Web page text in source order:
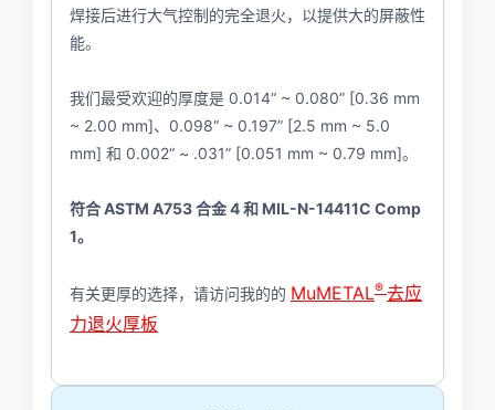
焊接后进行大气控制的完全退火，以提供大的屏蔽性
能。
我们最受欢迎的厚度是 0.014“ ~ 0.080” [0.36 mm
~ 2.00 mm]、0.098“ ~ 0.197” [2.5 mm ~ 5.0
mm] 和 0.002“ ~ .031” [0.051 mm ~ 0.79 mm]。
符合ASTM A753合金4和 MIL-N-14411C Comp
1。
有关更厚的选择，请访问我的的 MuMETAL®去应
力退火厚板